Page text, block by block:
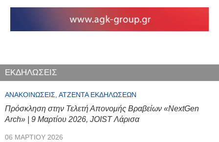
ΕΚΔΗΛΩΣΕΙΣ
ΑΝΑΚΟΙΝΏΣΕΙΣ, ΑΤΖΈΝΤΑ ΕΚΔΗΛΏΣΕΩΝ
Πρόσκληση στην Τελετή Απονομής Βραβείων «NextGen
Arch» | 9 Μαρτίου 2026, JOIST Λάρισα
06 ΜΑΡΤΊΟΥ 2026